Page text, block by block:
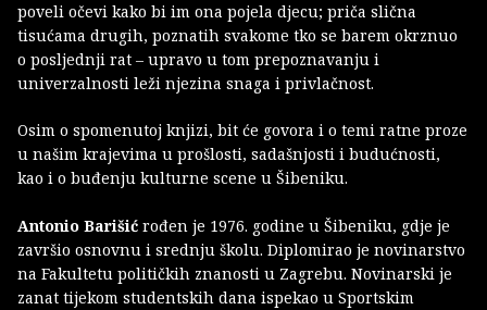
poveli očevi kako bi im ona pojela djecu; priča slična
tisućama drugih, poznatih svakome tko se barem okrznuo
o posljednji rat – upravo u tom prepoznavanju i
univerzalnosti leži njezina snaga i privlačnost.
Osim o spomenutoj knjizi, bit će govora i o temi ratne proze
u našim krajevima u prošlosti, sadašnjosti i budućnosti,
kao i o buđenju kulturne scene u Šibeniku.
Antonio Barišić rođen je 1976. godine u Šibeniku, gdje je
završio osnovnu i srednju školu. Diplomirao je novinarstvo
na Fakultetu političkih znanosti u Zagrebu. Novinarski je
zanat tijekom studentskih dana ispekao u Sportskim